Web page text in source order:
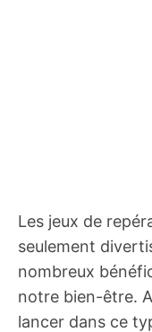
Les jeux de
seulement
nombreux
notre bien-être.
lancer dans ce